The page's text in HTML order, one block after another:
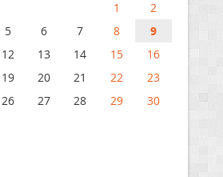
1
2
5 6 7 8
9
12 13 14 15
16
19 20 21 22
23
26 27 28 29
30